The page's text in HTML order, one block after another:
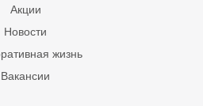
Акции
Новости
жизнь
Вакансии